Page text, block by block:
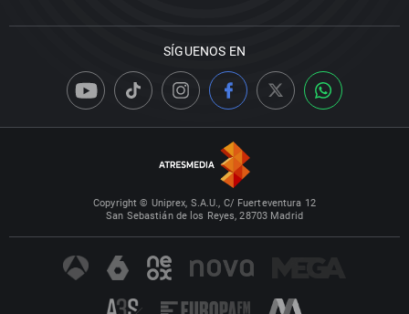
SÍGUENOS EN
Copyright © Uniprex, S.A.U., C/ Fuerteventura 12
San Sebastián de los Reyes, 28703 Madrid